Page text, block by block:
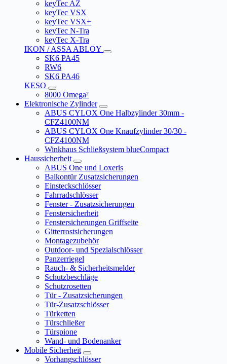
keyTec AZ
keyTec VSX
keyTec VSX+
keyTec N-Tra
keyTec X-Tra
IKON / ASSA ABLOY
SK6 PA45
RW6
SK6 PA46
KESO
8000 Omega²
Elektronische Zylinder
ABUS CYLOX One Halbzylinder 30mm -
CFZ4100NM
ABUS CYLOX One Knaufzylinder 30/30 -
CFZ4100NM
Winkhaus Schließsystem blueCompact
Haussicherheit
ABUS One und Loxeris
Balkontür Zusatzsicherungen
Einsteckschlösser
Fahrradschlösser
Fenster - Zusatzsicherungen
Fenstersicherheit
Fenstersicherungen Griffseite
Gitterrostsicherungen
Montagezubehör
Outdoor- und Spezialschlösser
Panzerriegel
Rauch- & Sicherheitsmelder
Schutzbeschläge
Schutzrosetten
Tür - Zusatzsicherungen
Tür-Zusatzschlösser
Türketten
Türschließer
Türspione
Wand- und Bodenanker
Mobile Sicherheit
Vorhangschlösser